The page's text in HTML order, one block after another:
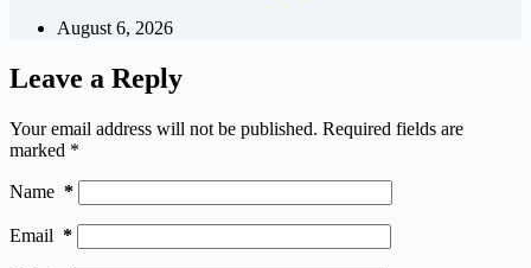
August 6, 2026
Leave a Reply
Your email address will not be published. Required fields are
marked *
Name *
Email *